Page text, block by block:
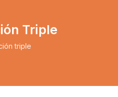
Triple
triple